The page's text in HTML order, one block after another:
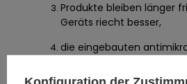
Produkte bleiben länger
Geräts riecht besser,
die eingebauten